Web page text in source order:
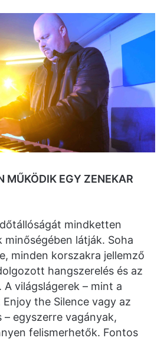
MŰKÖDIK EGY ZENEKAR
mindketten
minőségében látják. Soha
minden korszakra jellemző
hangszerelés és az
A világslágerek – mint a
Enjoy the Silence vagy az
egyszerre vagányak,
felismerhetők. Fontos